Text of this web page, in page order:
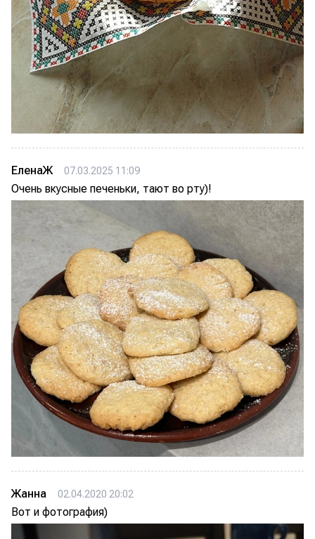
ЕленаЖ 07.03.2025 11:09
Очень вкусные печеньки, тают во рту)!
Жанна 02.04.2020 20:02
Вот и фотография)